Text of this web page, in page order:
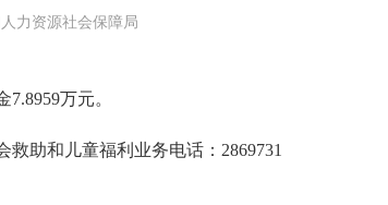
力资源社会保障局
万元。
助和儿童福利业务电话：2869731